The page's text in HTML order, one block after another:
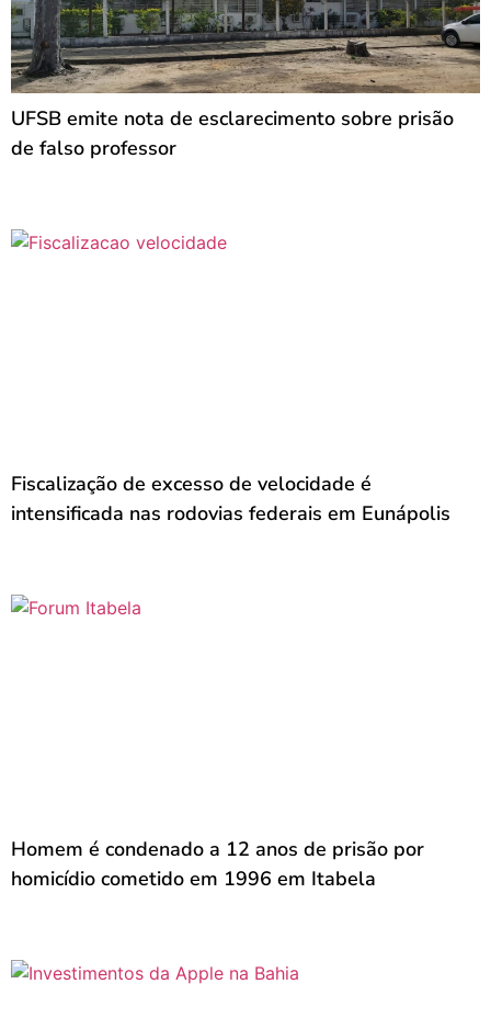
UFSB emite nota de esclarecimento sobre prisão
de falso professor
Fiscalização de excesso de velocidade é
intensificada nas rodovias federais em Eunápolis
Homem é condenado a 12 anos de prisão por
homicídio cometido em 1996 em Itabela